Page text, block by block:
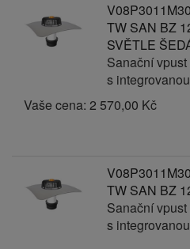
TW SAN BZ
SVĚTLE
Sanační
s
Vaše cena: 2 570,00 Kč
TW SAN BZ
Sanační
s